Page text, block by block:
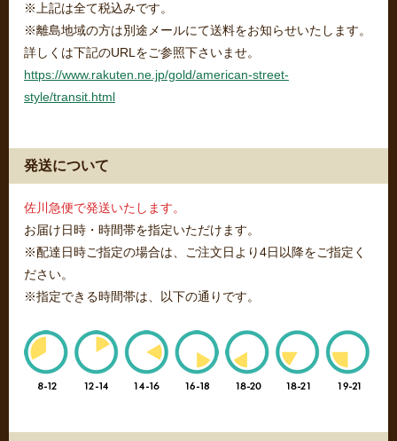
※上記は全て税込みです。
※離島地域の方は別途メールにて送料をお知らせいたします。
詳しくは下記のURLをご参照下さいませ。
https://www.rakuten.ne.jp/gold/american-street-
style/transit.html
発送について
佐川急便で発送いたします。
お届け日時・時間帯を指定いただけます。
※配達日時ご指定の場合は、ご注文日より4日以降をご指定く
ださい。
※指定できる時間帯は、以下の通りです。